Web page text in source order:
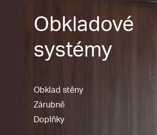
Obkladové
systémy
Obklad stěny
Zárubně
Doplňky